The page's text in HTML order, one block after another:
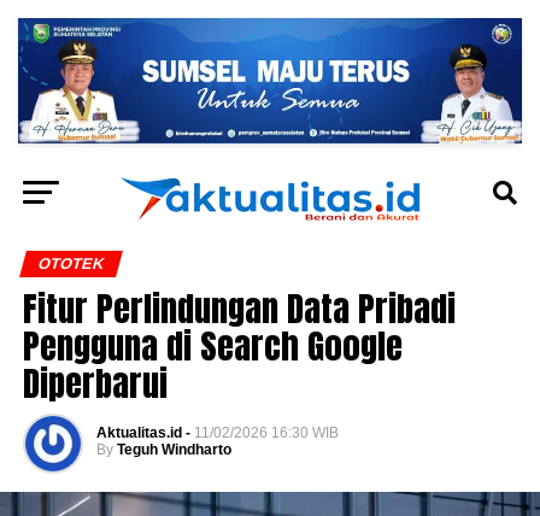
OTOTEK
Fitur Perlindungan Data Pribadi
Pengguna di Search Google
Diperbarui
Aktualitas.id - 11/02/2026 16:30 WIB
By Teguh Windharto